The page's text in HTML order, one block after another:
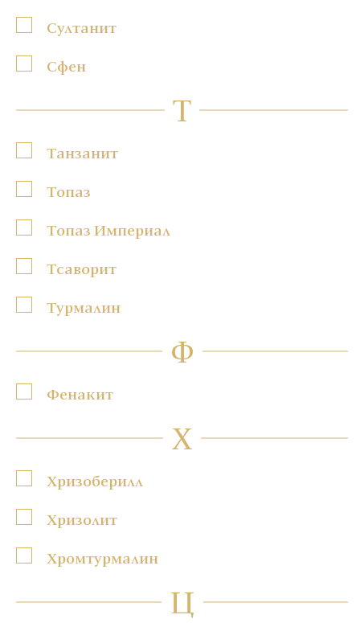
Султанит
Сфен
Т
Танзанит
Топаз
Топаз Империал
Тсаворит
Турмалин
Ф
Фенакит
Х
Хризоберилл
Хризолит
Хромтурмалин
Ц